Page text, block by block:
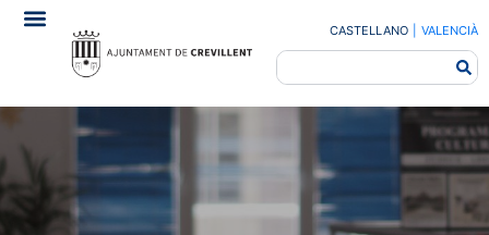
CASTELLANO VALENCIÀ